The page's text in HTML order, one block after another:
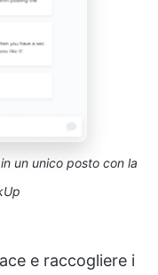
un unico posto con la
e raccogliere i